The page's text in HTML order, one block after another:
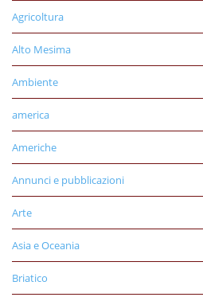
Agricoltura
Alto Mesima
Ambiente
america
Americhe
Annunci e pubblicazioni
Arte
Asia e Oceania
Briatico